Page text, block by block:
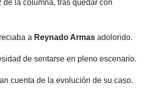
la columna, tras quedar con
a Reynado Armas adolorido.
de sentarse en pleno escenario.
cuenta de la evolución de su caso.